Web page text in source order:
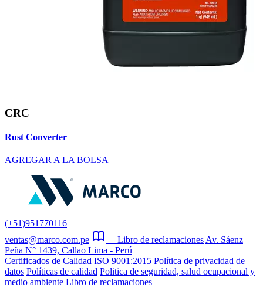
CRC
Rust Converter
AGREGAR A LA BOLSA
(+51)951770116
ventas@marco.com.pe
Libro de reclamaciones Av. Sáenz
Peña N° 1439, Callao Lima - Perú
Certificados de Calidad ISO 9001:2015 Política de privacidad de
datos Políticas de calidad Politica de seguridad, salud ocupacional y
medio ambiente Libro de reclamaciones